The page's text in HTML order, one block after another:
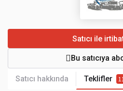
Satıcı hakkında Teklifler
Satıcı ile
Bu satıcıya